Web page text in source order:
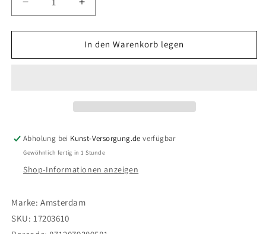
Verringere
die
Menge
Royal
361
(30ml)
Erhöhe
die
Menge
für
Royal
361
(30ml)
In den Warenkorb legen
Abholung bei Kunst-Versorgung.de verfügbar
Gewöhnlich fertig in 1 Stunde
Shop-Informationen anzeigen
Marke: Amsterdam
SKU: 17203610